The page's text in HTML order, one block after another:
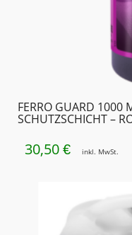
FERRO GUARD 1000
SCHUTZSCHICHT –
30,50 € inkl. MwSt.